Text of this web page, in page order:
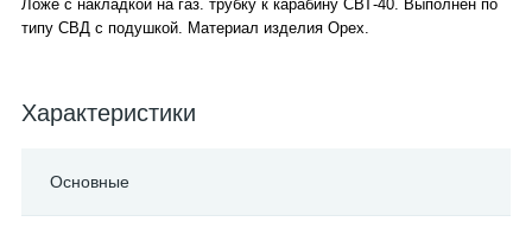
Ложе с накладкой на газ. трубку к карабину СВТ-40. Выполнен по
типу СВД с подушкой. Материал изделия Орех.
Характеристики
Основные